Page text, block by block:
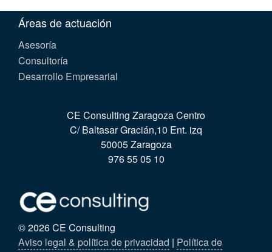
Áreas de actuación
Asesoría
Consultoría
Desarrollo Empresarial
CE Consulting Zaragoza Centro
C/ Baltasar Gracián,10 Ent. izq
50005 Zaragoza
976 55 05 10
© 2026 CE Consulting
Aviso legal & política de privacidad | Política de